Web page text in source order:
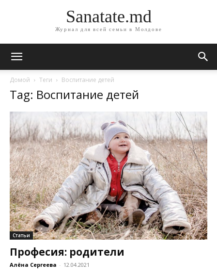
Sanatate.md
Журнал для всей семьи в Молдове
Домой Теги Воспитание детей
Tag: Воспитание детей
Статьи
Професия: родители
Алёна Сергеева - 12.04.2021